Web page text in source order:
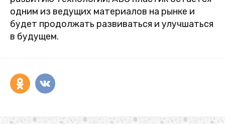
одним из ведущих материалов на рынке и
будет продолжать развиваться и улучшаться
в будущем.